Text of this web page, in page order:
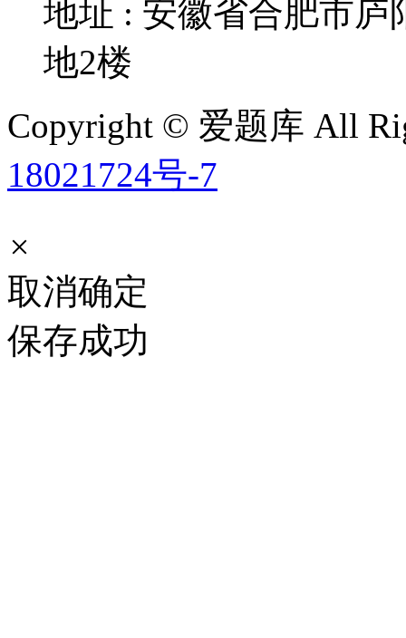
地址 : 安徽省合肥市
地2楼
Copyright © 爱题库 All
18021724号-7
×
取消确定
保存成功